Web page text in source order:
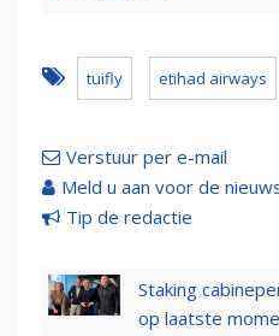
tuifly etihad airways
Verstuur per e-mail
Meld u aan voor de
Tip de redactie
Staking
op laatste